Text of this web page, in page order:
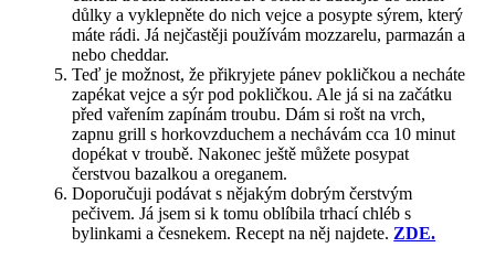
důlky a vyklepněte do nich vejce a posypte sýrem, který
máte rádi. Já nejčastěji používám mozzarelu, parmazán a
nebo cheddar.
Teď je možnost, že přikryjete pánev pokličkou a necháte
zapékat vejce a sýr pod pokličkou. Ale já si na začátku
před vařením zapínám troubu. Dám si rošt na vrch,
zapnu grill s horkovzduchem a nechávám cca 10 minut
dopékat v troubě. Nakonec ještě můžete posypat
čerstvou bazalkou a oreganem.
Doporučuji podávat s nějakým dobrým čerstvým
pečivem. Já jsem si k tomu oblíbila trhací chléb s
bylinkami a česnekem. Recept na něj najdete. ZDE.